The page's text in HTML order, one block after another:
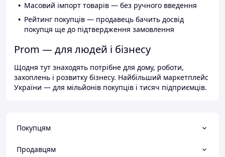
Масовий імпорт товарів — без ручного введення
Рейтинг покупців — продавець бачить досвід
покупця ще до підтвердження замовлення
Prom — для людей і бізнесу
Щодня тут знаходять потрібне для дому, роботи,
захоплень і розвитку бізнесу. Найбільший маркетплейс
України — для мільйонів покупців і тисяч підприємців.
Покупцям
Продавцям